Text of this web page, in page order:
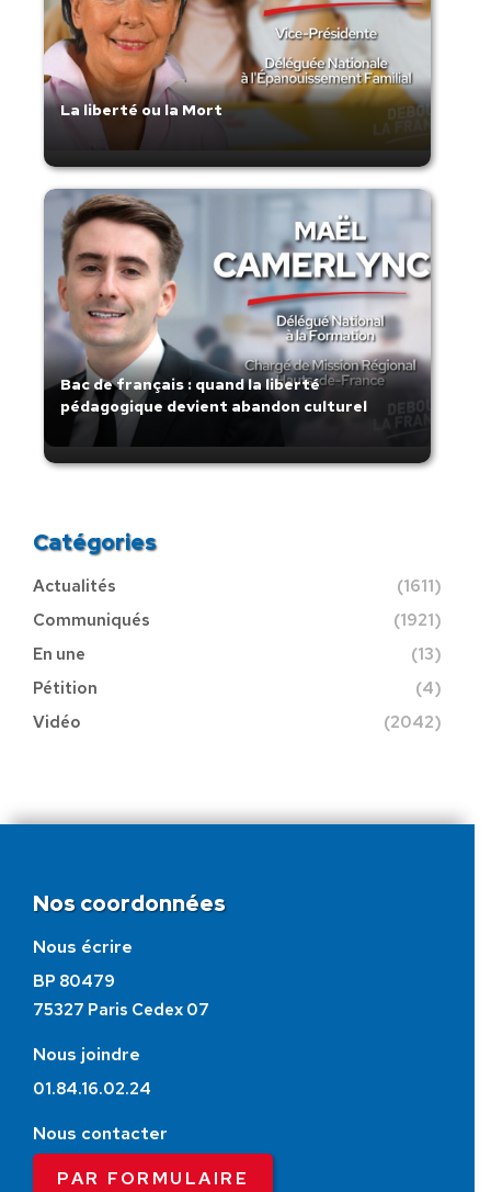
La liberté ou la Mort
Bac de français : quand la liberté
pédagogique devient abandon culturel
Catégories
Actualités
(1611)
Communiqués
(1921)
En une
(13)
Pétition
(4)
Vidéo
(2042)
Nos coordonnées
Nous écrire
BP 80479
75327 Paris Cedex 07
Nous joindre
01.84.16.02.24
Nous contacter
PAR FORMULAIRE